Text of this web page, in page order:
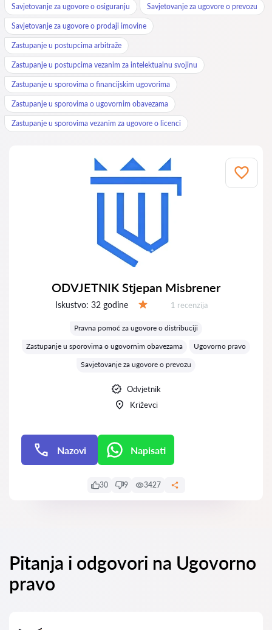
Savjetovanje za ugovore o osiguranju Savjetovanje za ugovore o prevozu
Savjetovanje za ugovore o prodaji imovine
Zastupanje u postupcima arbitraže
Zastupanje u postupcima vezanim za intelektualnu svojinu
Zastupanje u sporovima o financijskim ugovorima
Zastupanje u sporovima o ugovornim obavezama
Zastupanje u sporovima vezanim za ugovore o licenci
ODVJETNIK Stjepan Misbrener
Iskustvo: 32 godine Recenzija:
1 recenzija
Pravna pomoć za ugovore o distribuciji
Zastupanje u sporovima o ugovornim obavezama
Ugovorno pravo
Savjetovanje za ugovore o prevozu
Odvjetnik
Križevci
Nazovi Napisati
30 9 3427
Pitanja i odgovori na Ugovorno
pravo